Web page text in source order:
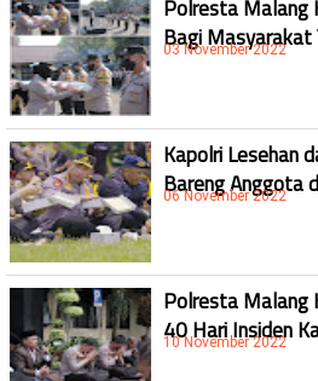
Polresta Malang
Bagi Masyarakat
03 November 2022
Kapolri Lesehan
Bareng Anggota
06 November 2022
Polresta Malang
40 Hari Insiden
10 November 2022